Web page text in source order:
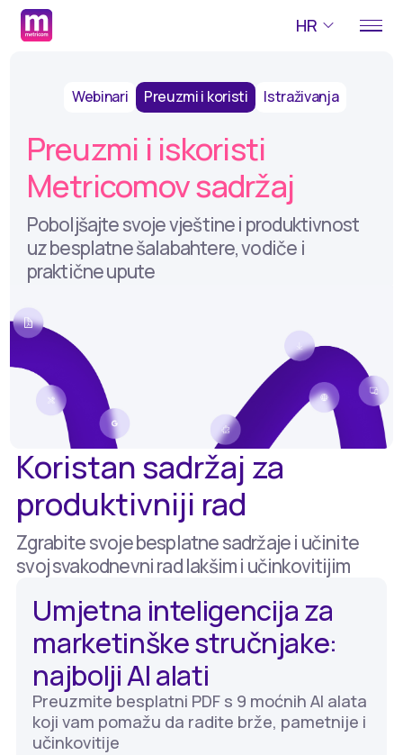
HR
Webinari Preuzmi i koristi Istraživanja
Preuzmi i iskoristi
Metricomov sadržaj
Poboljšajte svoje vještine i produktivnost
uz besplatne šalabahtere, vodiče i
praktične upute
Koristan sadržaj za
produktivniji rad
Zgrabite svoje besplatne sadržaje i učinite
svoj svakodnevni rad lakšim i učinkovitijim
Umjetna inteligencija za
marketinške stručnjake:
najbolji AI alati
Preuzmite besplatni PDF s 9 moćnih AI alata
koji vam pomažu da radite brže, pametnije i
učinkovitije